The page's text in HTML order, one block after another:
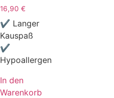
16,90 €
✔ Langer
Kauspaß
✔
Hypoallergen
In den
Warenkorb